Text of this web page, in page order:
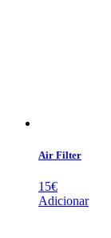
Air Filter
15€
Adicionar